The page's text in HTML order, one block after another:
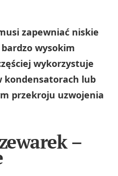
zapewniać niskie
bardzo wysokim
wykorzystuje
kondensatorach lub
przekroju uzwojenia
–